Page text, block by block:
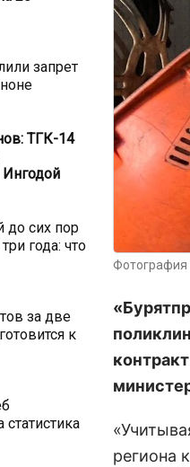
запрет
ТГК-14
до сих пор
года: что
за две
к
Фотография
региона